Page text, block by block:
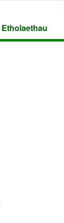
Etholaethau